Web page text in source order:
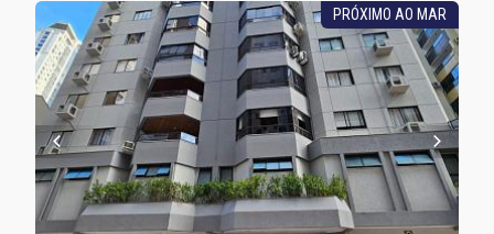
PRÓXIMO AO MAR